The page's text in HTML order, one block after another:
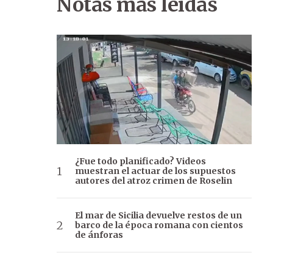
Notas más leídas
¿Fue todo planificado? Videos
muestran el actuar de los supuestos
autores del atroz crimen de Roselin
El mar de Sicilia devuelve restos de un
barco de la época romana con cientos
de ánforas